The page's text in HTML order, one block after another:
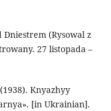
(Rysowal z
27 listopada –
Knyazhyy
[in Ukrainian].